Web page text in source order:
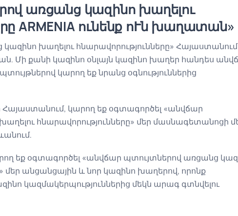
առցանց կազինո խաղելու
ARMENIA ունենք ոՒն խաղատան»
խաղելու հնարավորությունները» Հայաստանում
Մի քանի կազինո օնլայն կազինո խաղեր հանդես
կարող եք նրանց օգնություններից
կարող եք օգտագործել «անվճար
հնարավորությունները» մեր մասնագետանոցի
եք օգտագործել «անվճար պտույտներով առցանց
մեր անցանցային և նոր կազինո խաղերով, որոնք
կազմակերպություններից մեկն արագ գտնվելու